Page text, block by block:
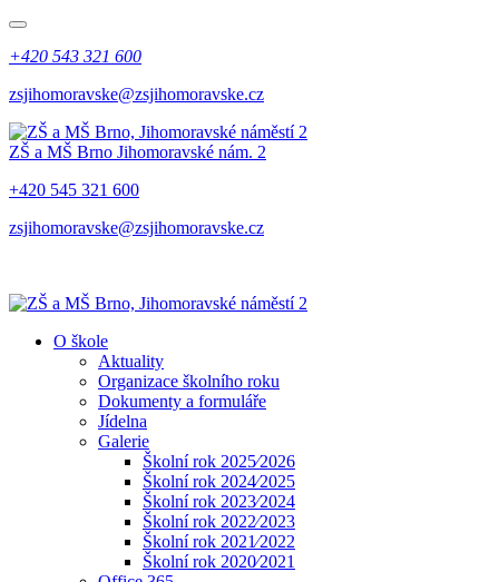
+420 543 321 600
zsjihomoravske@zsjihomoravske.cz
ZŠ a MŠ Brno Jihomoravské nám. 2
+420 545 321 600
zsjihomoravske@zsjihomoravske.cz
O škole
Aktuality
Organizace školního roku
Dokumenty a formuláře
Jídelna
Galerie
Školní rok 2025⁄2026
Školní rok 2024⁄2025
Školní rok 2023⁄2024
Školní rok 2022⁄2023
Školní rok 2021⁄2022
Školní rok 2020⁄2021